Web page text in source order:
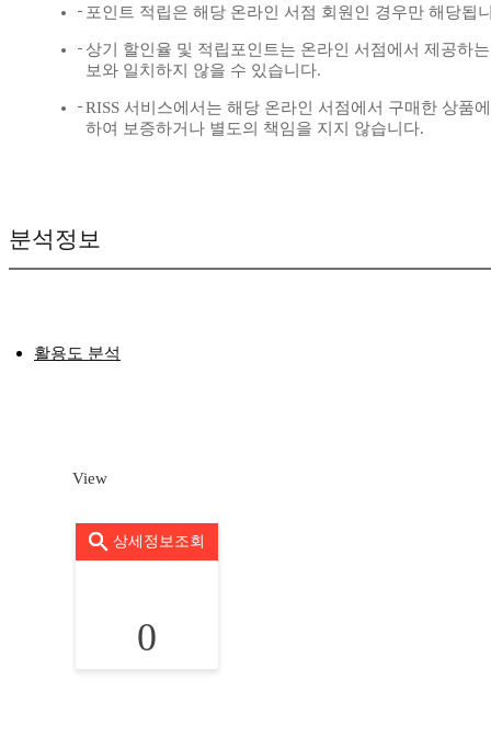
포인트 적립은 해당 온라인 서점 회원인 경우만 해당됩
상기 할인율 및 적립포인트는 온라인 서점에서 제공하
보와 일치하지 않을 수 있습니다.
RISS 서비스에서는 해당 온라인 서점에서 구매한 상품
하여 보증하거나 별도의 책임을 지지 않습니다.
분석정보
활용도 분석
View
상세정보조회
0